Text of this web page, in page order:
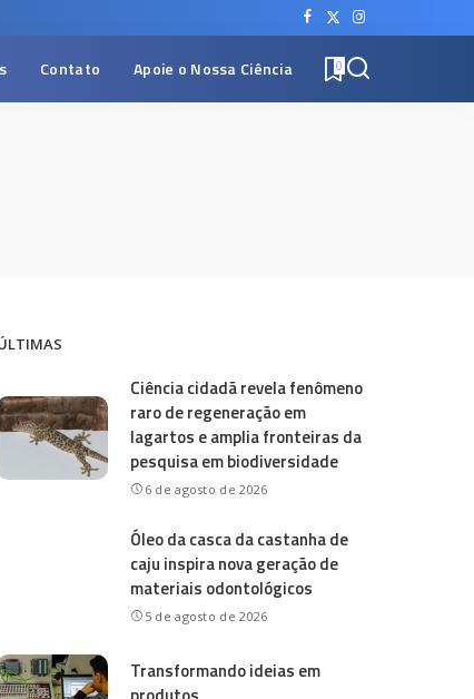
Contato Apoie o Nossa Ciência 0
Ciência cidadã revela fenômeno
raro de regeneração em
lagartos e amplia fronteiras da
pesquisa em biodiversidade
6 de agosto de 2026
Óleo da casca da castanha de
caju inspira nova geração de
materiais odontológicos
5 de agosto de 2026
Transformando ideias em